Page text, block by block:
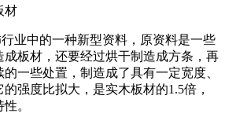
材
业中的一种新型资料，原资料是一些
板材，还要经过烘干制造成方条，再
一些处置，制造成了具有一定宽度、
强度比拟大，是实木板材的1.5倍，
。